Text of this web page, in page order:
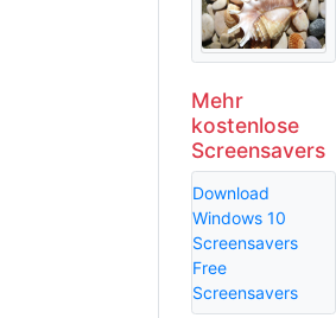
Mehr
kostenlose
Screensavers
Download
Windows 10
Screensavers
Free
Screensavers